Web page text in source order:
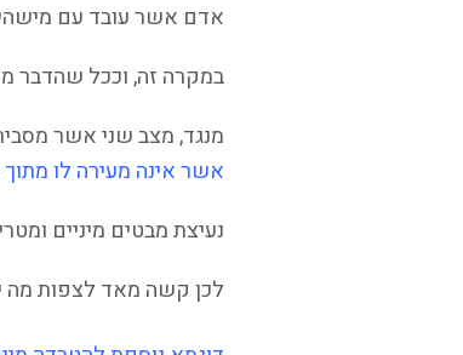
אדם אשר עובד עם מישהי,
במקרה זה, וככל שהדבר
מנגד, מצב שני אשר
אשר אינה מעירה לו מתוך
נעיצת מבטים מיניים
לכן קשה מאד לצפות מה